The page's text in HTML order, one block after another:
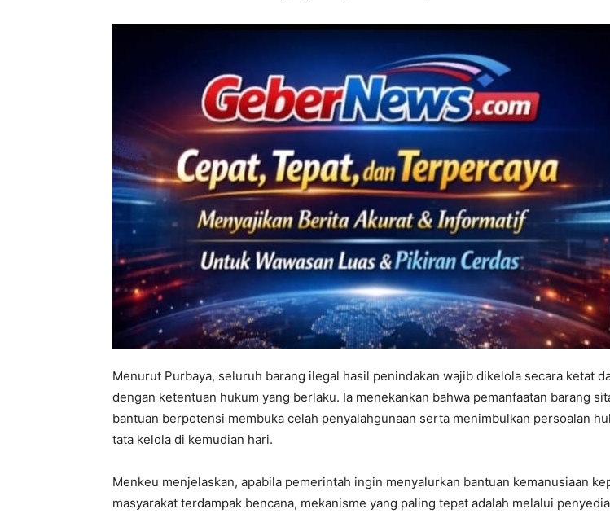
Menurut Purbaya, seluruh barang ilegal hasil penindakan wajib dikelola secara ketat
dengan ketentuan hukum yang berlaku. Ia menekankan bahwa pemanfaatan barang
bantuan berpotensi membuka celah penyalahgunaan serta menimbulkan persoalan
tata kelola di kemudian hari.
Menkeu menjelaskan, apabila pemerintah ingin menyalurkan bantuan kemanusiaan
masyarakat terdampak bencana, mekanisme yang paling tepat adalah melalui